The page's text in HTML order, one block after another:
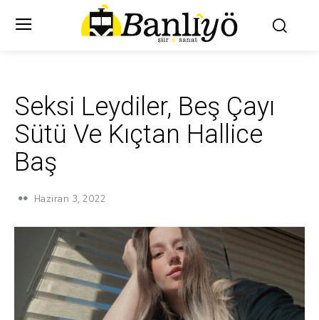
Seksi Leydiler, Beş Çayı
Sütü Ve Kıçtan Hallice
Baş
Haziran 3, 2022